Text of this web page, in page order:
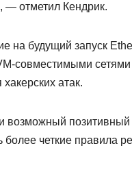
— отметил Кендрик.
на будущий запуск
совместимыми сетями
атак.
возможный
четкие правила